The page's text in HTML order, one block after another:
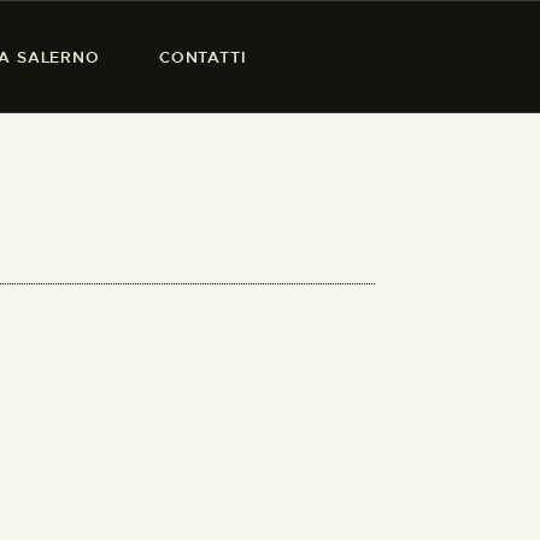
SALERNO CONTATTI